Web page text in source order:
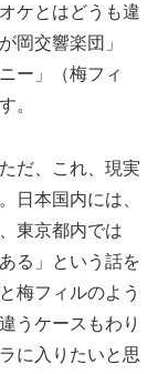
ケとはどうも違
岡交響楽団」
ー」（梅フィ
。
だ、これ、現実
日本国内には、
東京都内では
る」という話を
梅フィルのよう
うケースもわり
に入りたいと思